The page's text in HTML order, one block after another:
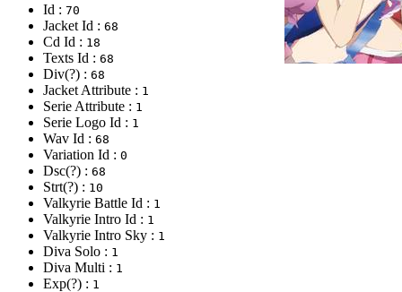
Id : 70
Jacket Id : 68
Cd Id : 18
Texts Id : 68
Div(?) : 68
Jacket Attribute : 1
Serie Attribute : 1
Serie Logo Id : 1
Wav Id : 68
Variation Id : 0
Dsc(?) : 68
Strt(?) : 10
Valkyrie Battle Id : 1
Valkyrie Intro Id : 1
Valkyrie Intro Sky : 1
Diva Solo : 1
Diva Multi : 1
Exp(?) : 1